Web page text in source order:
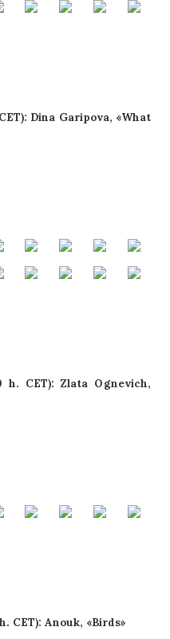
Dina Garipova, «What
h. CET): Zlata Ognevich,
CET): Anouk, «Birds»